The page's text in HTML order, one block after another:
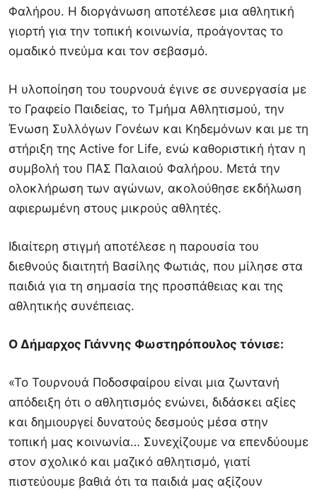
Φαλήρου. Η διοργάνωση αποτέλεσε μια αθλητική
γιορτή για την τοπική κοινωνία, προάγοντας το
ομαδικό πνεύμα και τον σεβασμό.
Η υλοποίηση του τουρνουά έγινε σε συνεργασία με
το Γραφείο Παιδείας, το Τμήμα Αθλητισμού, την
Ένωση Συλλόγων Γονέων και Κηδεμόνων και με τη
στήριξη της Active for Life, ενώ καθοριστική ήταν η
συμβολή του ΠΑΣ Παλαιού Φαλήρου. Μετά την
ολοκλήρωση των αγώνων, ακολούθησε εκδήλωση
αφιερωμένη στους μικρούς αθλητές.
Ιδιαίτερη στιγμή αποτέλεσε η παρουσία του
διεθνούς διαιτητή Βασίλης Φωτιάς, που μίλησε στα
παιδιά για τη σημασία της προσπάθειας και της
αθλητικής συνέπειας.
Ο Δήμαρχος Γιάννης Φωστηρόπουλος τόνισε:
«Το Τουρνουά Ποδοσφαίρου είναι μια ζωντανή
απόδειξη ότι ο αθλητισμός ενώνει, διδάσκει αξίες
και δημιουργεί δυνατούς δεσμούς μέσα στην
τοπική μας κοινωνία… Συνεχίζουμε να επενδύουμε
στον σχολικό και μαζικό αθλητισμό, γιατί
πιστεύουμε βαθιά ότι τα παιδιά μας αξίζουν